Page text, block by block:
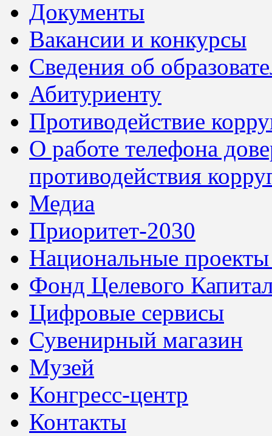
Документы
Вакансии и конкурсы
Сведения об
Абитуриенту
Противодействие
О работе телефона
противодействия
Медиа
Приоритет-2030
Национальные
Фонд Целевого
Цифровые сервисы
Сувенирный магазин
Музей
Конгресс-центр
Контакты